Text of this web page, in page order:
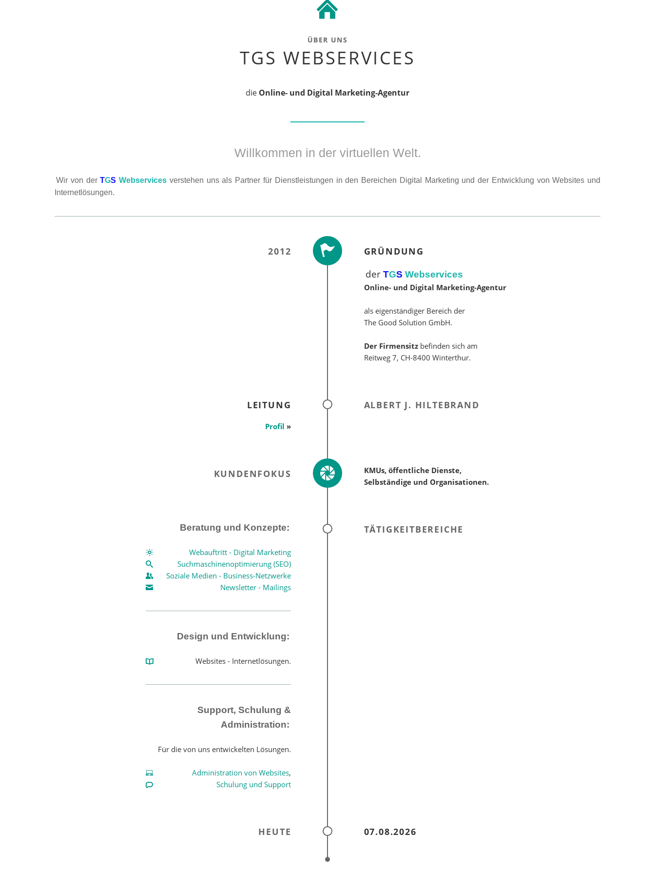
ÜBER UNS
TGS WEBSERVICES
die Online- und Digital Marketing-Agentur
────────
Willkommen in der virtuellen Welt.
Wir von derTGSWebservices verstehen uns als Partner für Dienstleistungen in den Bereichen Digital Marketing und der Entwicklung von Websites und
Internetlösungen.
2012 GRÜNDUNG
derTGSWebservices
Online- und Digital Marketing-Agentur
als eigenständiger Bereich der
The Good Solution GmbH.
Der Firmensitz befinden sich am
Reitweg 7, CH-8400 Winterthur.
ALBERT J. HILTEBRAND
LEITUNG
Profil »
KUNDENFOKUS
KMUs, öffentliche Dienste,
Selbständige und Organisationen.
TÄTIGKEITBEREICHE
Beratung und Konzepte:
Webauftritt - Digital Marketing
Suchmaschinenoptimierung (SEO)
Soziale Medien - Business-Netzwerke
Newsletter - Mailings
Design und Entwicklung:
Websites - Internetlösungen.
Support, Schulung &
Administration:
Für die von uns entwickelten Lösungen.
Administration von Websites,
Schulung und Support
HEUTE 07.08.2026